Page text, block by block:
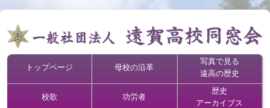
トップページ 母校の沿革
写真で見る
遠高の歴史
校歌 功労者
歴史
アーカイブス